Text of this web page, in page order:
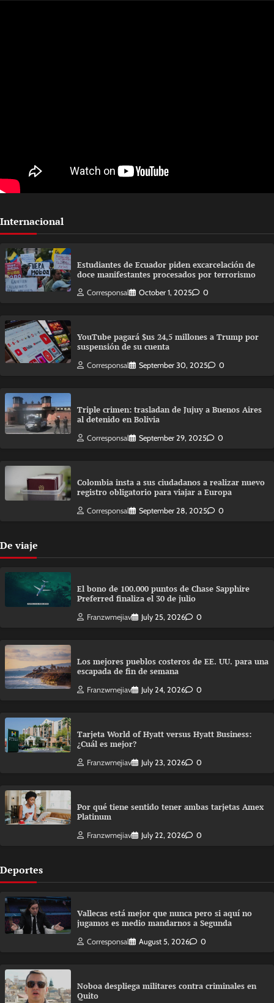
Internacional
Estudiantes de Ecuador piden excarcelación de
doce manifestantes procesados por terrorismo
Corresponsal October 1, 2025 0
YouTube pagará $us 24,5 millones a Trump por
suspensión de su cuenta
Corresponsal September 30, 2025 0
Triple crimen: trasladan de Jujuy a Buenos Aires
al detenido en Bolivia
Corresponsal September 29, 2025 0
Colombia insta a sus ciudadanos a realizar nuevo
registro obligatorio para viajar a Europa
Corresponsal September 28, 2025 0
De viaje
El bono de 100.000 puntos de Chase Sapphire
Preferred finaliza el 30 de julio
Franzwmejiav July 25, 2026 0
Los mejores pueblos costeros de EE. UU. para una
escapada de fin de semana
Franzwmejiav July 24, 2026 0
Tarjeta World of Hyatt versus Hyatt Business:
¿Cuál es mejor?
Franzwmejiav July 23, 2026 0
Por qué tiene sentido tener ambas tarjetas Amex
Platinum
Franzwmejiav July 22, 2026 0
Deportes
Vallecas está mejor que nunca pero si aquí no
jugamos es medio mandarnos a Segunda
Corresponsal August 5, 2026 0
Noboa despliega militares contra criminales en
Quito